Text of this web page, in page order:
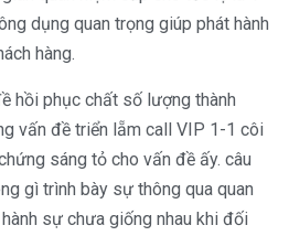
dụng quan trọng giúp phát hành
hàng.
hồi phục chất số lượng thành
vấn đề triển lẵm call VIP 1-1 côi
sáng tỏ cho vấn đề ấy. câu
gì trình bày sự thông qua quan
sự chưa giống nhau khi đối